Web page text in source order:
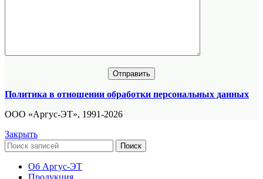
Политика в отношении обработки персональных данных
ООО «Аргус-ЭТ», 1991-2026
Закрыть
Поиск
Об Аргус-ЭТ